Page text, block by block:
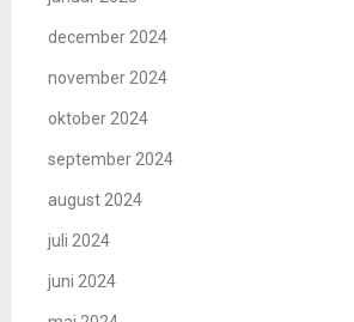
december 2024
november 2024
oktober 2024
september 2024
august 2024
juli 2024
juni 2024